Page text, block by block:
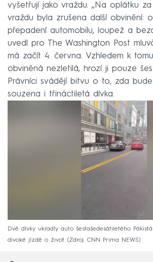
vyšetřují jako vraždu. „Na oplátku
vraždu byla zrušena další obvinění:
přepadení automobilu, loupež a
uvedl pro The Washington Post
má začít 4. června. Vzhledem k
obviněná nezletilá, hrozí ji pouze
Právníci svádějí bitvu o to, zda
souzena i třináctiletá dívka.
Dvě dívky ukradly auto šestašedesátiletého
divoké jízdě o život.
Zdroj: CNN Prima NEWS